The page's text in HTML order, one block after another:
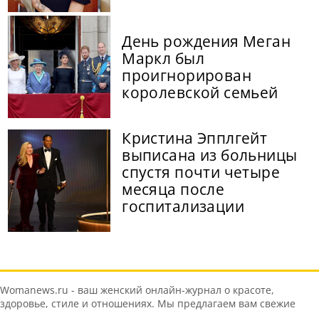
День рождения Меган
Маркл был
проигнорирован
королевской семьей
Кристина Эпплгейт
выписана из больницы
спустя почти четыре
месяца после
госпитализации
Womanews.ru - ваш женский онлайн-журнал о красоте,
здоровье, стиле и отношениях. Мы предлагаем вам свежие